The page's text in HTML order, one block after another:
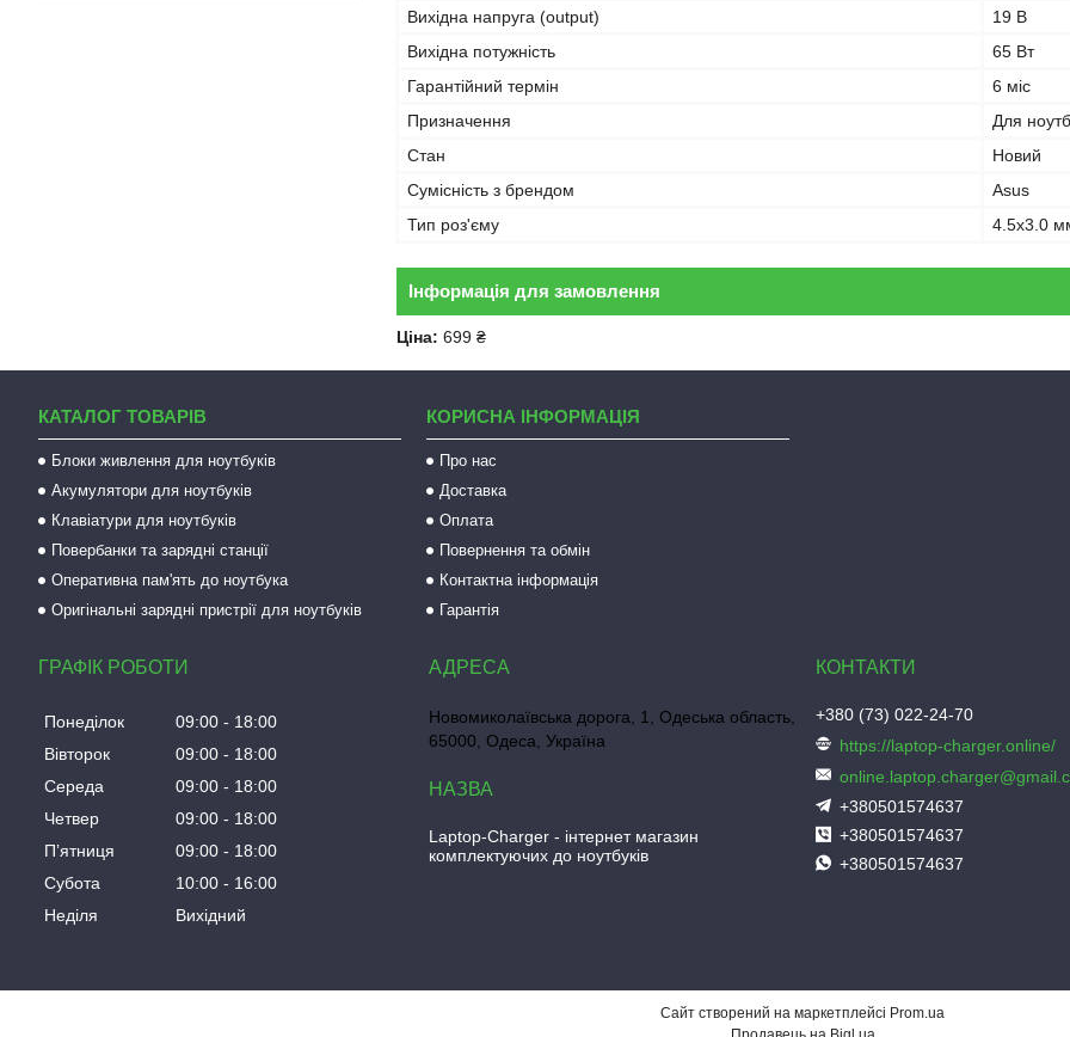
Вихідна напруга (output)
19 В
Вихідна потужність
65 Вт
Гарантійний термін
6 міс
Призначення
Для
Стан
Новий
Сумісність з брендом
Asus
Тип роз'єму
4.5x3.0
Інформація для замовлення
Ціна: 699 ₴
КАТАЛОГ ТОВАРІВ
Блоки живлення для ноутбуків
Акумулятори для ноутбуків
Клавіатури для ноутбуків
Повербанки та зарядні станції
Оперативна пам'ять до ноутбука
Оригінальні зарядні пристрії для ноутбуків
КОРИСНА ІНФОРМАЦІЯ
Про нас
Доставка
Оплата
Повернення та обмін
Контактна інформація
Гарантія
ГРАФІК РОБОТИ
Понеділок 09:00
18:00
Вівторок
09:00
18:00
Середа
09:00
18:00
Четвер
09:00
18:00
Пʼятниця
09:00
18:00
Субота
10:00
16:00
Неділя
Вихідний
Новомиколаївська дорога, 1, Одеська область,
65000, Одеса, Україна
Laptop-Charger - інтернет магазин
комплектуючих до ноутбуків
+380 (73) 022-24-70
https://laptop-charger.online/
+380501574637
+380501574637
+380501574637
Сайт створений на маркетплейсі Prom.ua